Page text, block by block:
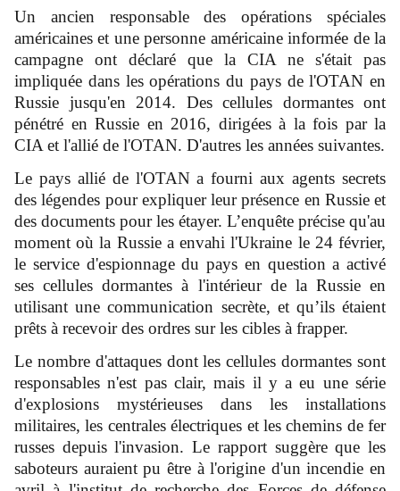
Un ancien responsable des opérations spéciales
américaines et une personne américaine informée de la
campagne ont déclaré que la CIA ne s'était pas
impliquée dans les opérations du pays de l'OTAN en
Russie jusqu'en 2014. Des cellules dormantes ont
pénétré en Russie en 2016, dirigées à la fois par la
CIA et l'allié de l'OTAN. D'autres les années suivantes.
Le pays allié de l'OTAN a fourni aux agents secrets
des légendes pour expliquer leur présence en Russie et
des documents pour les étayer. L’enquête précise qu'au
moment où la Russie a envahi l'Ukraine le 24 février,
le service d'espionnage du pays en question a activé
ses cellules dormantes à l'intérieur de la Russie en
utilisant une communication secrète, et qu’ils étaient
prêts à recevoir des ordres sur les cibles à frapper.
Le nombre d'attaques dont les cellules dormantes sont
responsables n'est pas clair, mais il y a eu une série
d'explosions mystérieuses dans les installations
militaires, les centrales électriques et les chemins de fer
russes depuis l'invasion. Le rapport suggère que les
saboteurs auraient pu être à l'origine d'un incendie en